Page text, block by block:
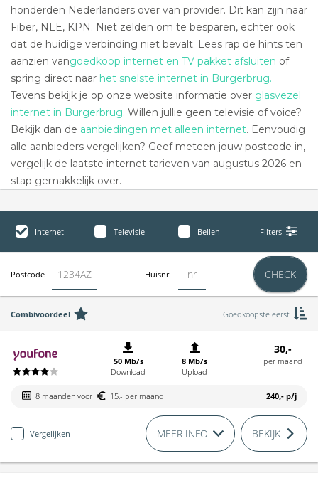
honderden Nederlanders over van provider. Dit kan zijn naar
Fiber, NLE, KPN. Niet zelden om te besparen, echter ook
dat de huidige verbinding niet bevalt. Lees rap de hints ten
aanzien vangoedkoop internet en TV pakket afsluiten of
spring direct naar het snelste internet in Burgerbrug.
Tevens bekijk je op onze website informatie over glasvezel
internet in Burgerbrug. Willen jullie geen televisie of voice?
Bekijk dan de aanbiedingen met alleen internet. Eenvoudig
alle aanbieders vergelijken? Geef meteen jouw postcode in,
vergelijk de laatste internet tarieven van augustus 2026 en
stap gemakkelijk over.
Internet Televisie Bellen Filters
Postcode Huisnr. CHECK
Combivoordeel Goedkoopste eerst
50 Mb/s
Download
8 Mb/s
Upload
30,-
per maand
8 maanden voor 15,- per maand 240,- p/j
Vergelijken MEER INFO BEKIJK